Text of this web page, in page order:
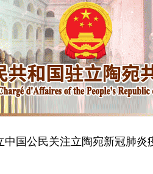
中国公民关注立陶宛新冠肺炎